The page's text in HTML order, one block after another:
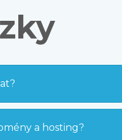
a hosting?